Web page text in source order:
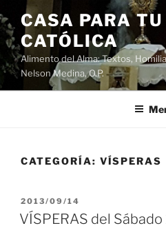
Saltar
al
contenido
CASA PARA TU
CATÓLICA
Alimento del Alma: Textos,
Nelson Medina, O.P.
CATEGORÍA: VÍSPERAS
PUBLICADO
EL
2013/09/14
VÍSPERAS del